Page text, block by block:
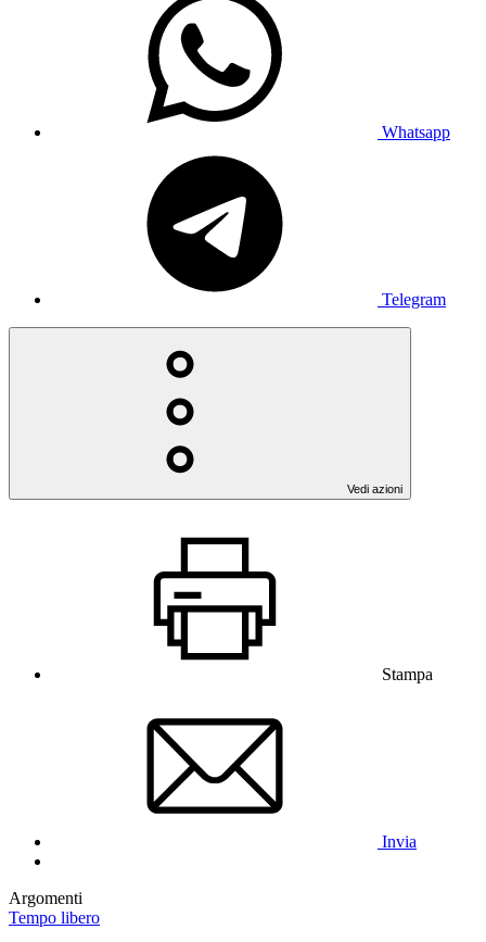
Whatsapp
Telegram
Vedi azioni
Stampa
Invia
Argomenti
Tempo libero